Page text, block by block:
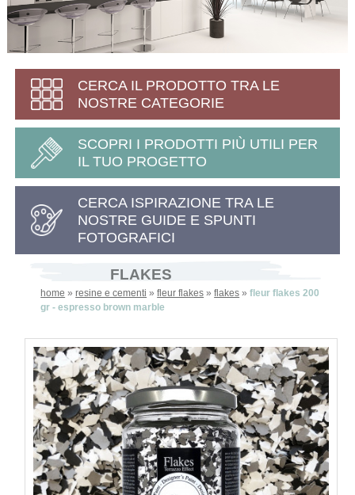
CERCA IL PRODOTTO TRA LE
NOSTRE CATEGORIE
SCOPRI I PRODOTTI PIÙ UTILI PER
IL TUO PROGETTO
CERCA ISPIRAZIONE TRA LE
NOSTRE GUIDE E SPUNTI
FOTOGRAFICI
FLAKES
home »resine e cementi »fleur flakes »flakes »fleur flakes 200
gr - espresso brown marble